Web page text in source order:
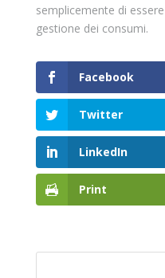
semplicemente di
gestione dei consumi.
Facebook
Twitter
LinkedIn
Print